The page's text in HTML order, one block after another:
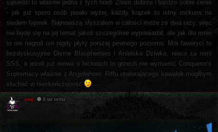
sąsiedzi to właśnie jedna z tych hord. Znam dobrze i bardzo sobie cenie
- jak już sporo osób pisało wyżej, każdy krążek to istny rozkurw na
siedem fajerek. Najnowszą słyszałem w całości może ze dwa razy, więc
nie będę się na jej temat jakoś szczególnie wypowiadał, ale jak dla mnie
to nie nagrali oni nigdy płyty poniżej pewnego poziomu. Moi faworyci to
bezdyskusyjnie Divine Blasphemies i Anielska Dziwka, nieco za nimi
SSS, a jeżeli już mowa o hiciorach to grzech nie wymienić Conqueror's
Supremacy właśnie z Angelwhore. Riffu otwierającego kawałek mógłbym
słuchać w nieskończoność
yog 8 lat temu